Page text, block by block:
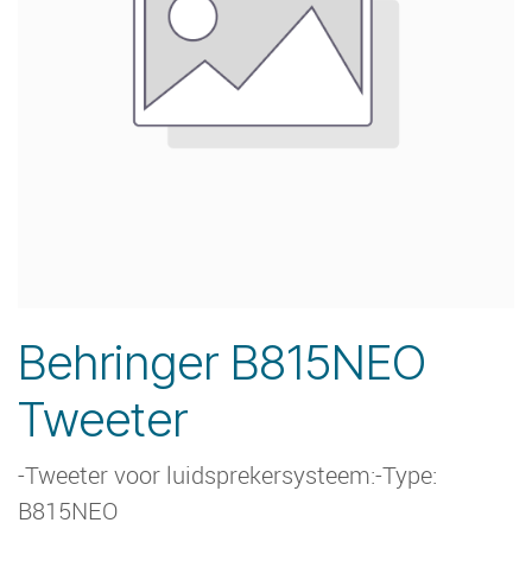
Behringer B815NEO
Tweeter
-Tweeter voor luidsprekersysteem:-Type:
B815NEO